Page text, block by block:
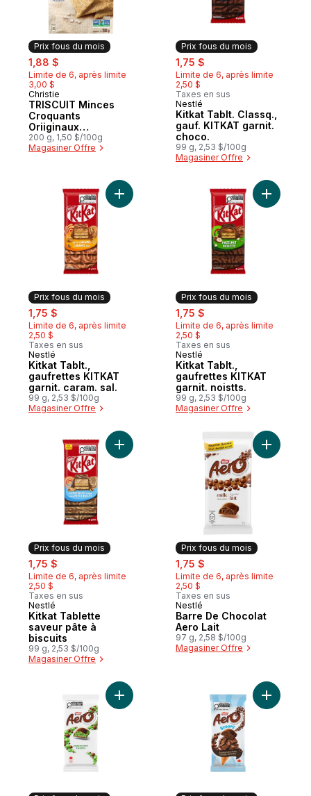
Prix fous du mois
sale:
1,88 $
Limite de 6, après limite
3,00 $
Prix fous du mois
Christie
TRISCUIT Minces
Croquants
Oriiginaux
Craquelins
200 g, 1,50 $/100g
Magasiner Offre
Prix fous du mois
sale:
1,75 $
Limite de 6, après limite
2,50 $
Taxes en sus
Prix fous du mois
Nestlé
Kitkat Tablt. Classq.,
gauf. KITKAT garnit.
choco.
99 g, 2,53 $/100g
Magasiner Offre
Prix fous du mois
sale:
1,75 $
Limite de 6, après limite
2,50 $
Taxes en sus
Prix fous du mois
Nestlé
Kitkat Tablt.,
gaufrettes KITKAT
garnit. caram. sal.
99 g, 2,53 $/100g
Magasiner Offre
Ajouter Kitkat Tablt., gaufrettes KITKAT
Prix fous du mois
sale:
1,75 $
Limite de 6, après limite
2,50 $
Taxes en sus
Prix fous du mois
Nestlé
Kitkat Tablt.,
gaufrettes KITKAT
garnit. noistts.
99 g, 2,53 $/100g
Magasiner Offre
Ajouter
Prix fous du mois
sale:
1,75 $
Limite de 6, après limite
2,50 $
Taxes en sus
Prix fous du mois
Nestlé
Kitkat Tablette
saveur pâte à
biscuits
99 g, 2,53 $/100g
Magasiner Offre
Ajouter Kitkat Tablette saveur pâte à
Prix fous du mois
sale:
1,75 $
Limite de 6, après limite
2,50 $
Taxes en sus
Prix fous du mois
Nestlé
Barre De Chocolat
Aero Lait
97 g, 2,58 $/100g
Magasiner Offre
Ajouter
Ajouter Aero Barre De Chocolat Menthe
Ajouter